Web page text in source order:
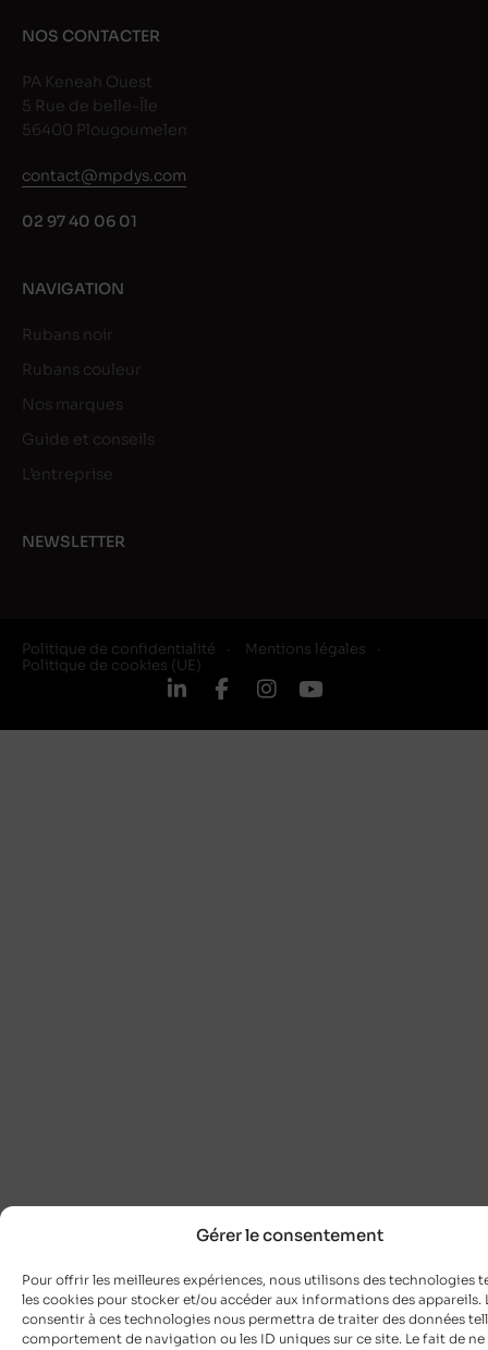
Gérer le consentement
Pour offrir les meilleures expériences, nous utilisons des technologies
les cookies pour stocker et/ou accéder aux informations des appareils.
consentir à ces technologies nous permettra de traiter des données
comportement de navigation ou les ID uniques sur ce site. Le fait de ne
NOS CONTACTER
PA Keneah Ouest
5 Rue de belle-Île
56400 Plougoumelen
contact@mpdys.com
02 97 40 06 01
NAVIGATION
Rubans noir
Rubans couleur
Nos marques
Guide et conseils
L’entreprise
NEWSLETTER
Politique de confidentialité
Mentions légales
Politique de cookies (UE)